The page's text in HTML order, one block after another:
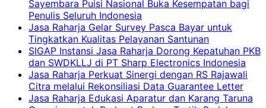
Sayembara Puisi Nasional Buka Kesempatan bagi
Penulis Seluruh Indonesia
Jasa Raharja Gelar Survey Pasca Bayar untuk
Tingkatkan Kualitas Pelayanan Santunan
SIGAP Instansi Jasa Raharja Dorong Kepatuhan PKB
dan SWDKLLJ di PT Sharp Electronics Indonesia
Jasa Raharja Perkuat Sinergi dengan RS Rajawali
Citra melalui Rekonsiliasi Data Guarantee Letter
Jasa Raharja Edukasi Aparatur dan Karang Taruna